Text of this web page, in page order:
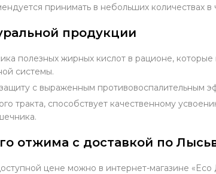
принимать в небольших количествах в
продукции
полезных жирных кислот в рационе, которые
системы.
с выраженным противовоспалительным
тракта, способствует качественному
отжима с доставкой по
цене можно в интернет-магазине